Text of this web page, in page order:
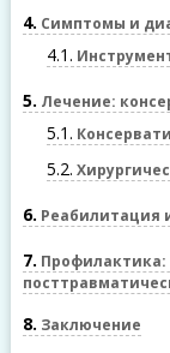
4 Симптомы и
4.1
5 Лечение:
5.1
5.2
6 Реабилитация
7 Профилактика:
8 Заключение